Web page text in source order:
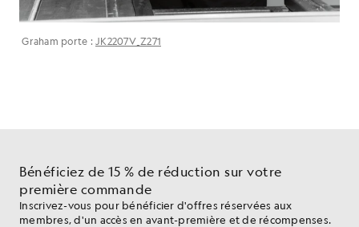
Graham porte : JK2207V_Z271
Bénéficiez de 15 % de réduction sur votre
première commande
Inscrivez-vous pour bénéficier d'offres réservées aux
membres, d'un accès en avant-première et de récompenses.